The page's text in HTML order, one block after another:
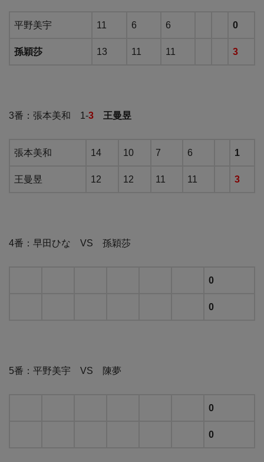
平野美宇 11 6 6 0
孫穎莎 13 11 11 3
3番：張本美和 1-3 王曼昱
張本美和 14 10 7 6 1
王曼昱 12 12 11 11 3
4番：早田ひな VS 孫穎莎
0
0
5番：平野美宇 VS 陳夢
0
0